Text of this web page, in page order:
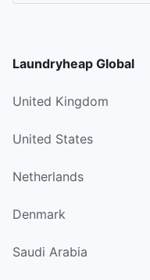
Laundryheap Global
United Kingdom
United States
Netherlands
Denmark
Saudi Arabia